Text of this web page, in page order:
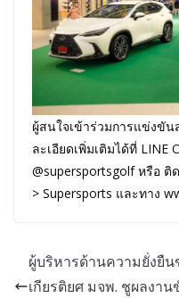
ผู้สนใจเข้าร่วมการแข่งขั
ละเอียดเพิ่มเติมได้ที่ LINE
@supersportsgolf หรือ
> Supersports และทาง
ผู้บริหารด้านความยั่งยื
เกียรติยศ มจพ. ชูผลงา